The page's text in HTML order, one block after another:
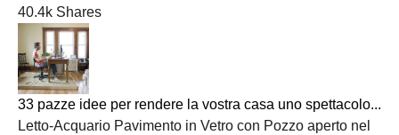
40.4k Shares
33 pazze idee per rendere la vostra casa uno spettacolo...
Letto-Acquario Pavimento in Vetro con Pozzo aperto nel